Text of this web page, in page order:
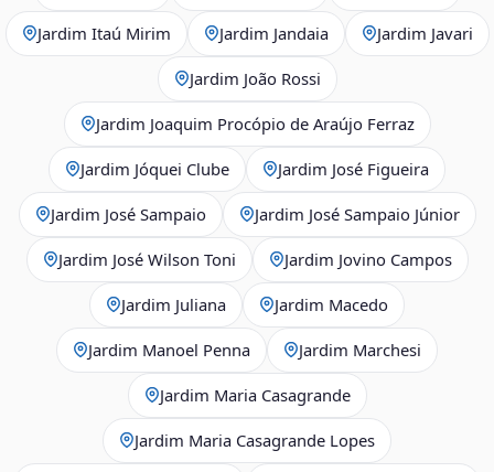
Jardim Itaú Mirim Jardim Jandaia Jardim Javari
Jardim João Rossi
Jardim Joaquim Procópio de Araújo Ferraz
Jardim Jóquei Clube Jardim José Figueira
Jardim José Sampaio Jardim José Sampaio Júnior
Jardim José Wilson Toni Jardim Jovino Campos
Jardim Juliana Jardim Macedo
Jardim Manoel Penna Jardim Marchesi
Jardim Maria Casagrande
Jardim Maria Casagrande Lopes